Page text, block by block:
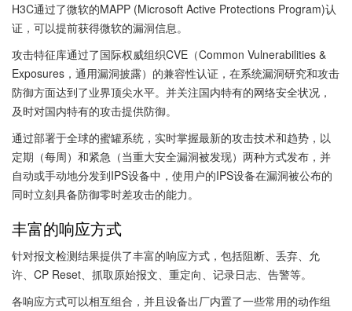
H3C通过了微软的MAPP (Microsoft Active Protections Program)认
证，可以提前获得微软的漏洞信息。
攻击特征库通过了国际权威组织CVE（Common Vulnerabilities &
Exposures，通用漏洞披露）的兼容性认证，在系统漏洞研究和攻击
防御方面达到了业界顶尖水平。并关注国内特有的网络安全状况，
及时对国内特有的攻击提供防御。
通过部署于全球的蜜罐系统，实时掌握最新的攻击技术和趋势，以
定期（每周）和紧急（当重大安全漏洞被发现）两种方式发布，并
自动或手动地分发到IPS设备中，使用户的IPS设备在漏洞被公布的
同时立刻具备防御零时差攻击的能力。
丰富的响应方式
针对报文检测结果提供了丰富的响应方式，包括阻断、丢弃、允
许、CP Reset、抓取原始报文、重定向、记录日志、告警等。
各响应方式可以相互组合，并且设备出厂内置了一些常用的动作组